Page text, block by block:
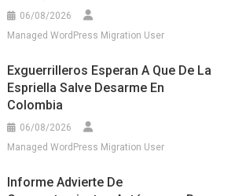
06/08/2026
Managed WordPress Migration User
Exguerrilleros Esperan A Que De La
Espriella Salve Desarme En
Colombia
06/08/2026
Managed WordPress Migration User
Informe Advierte De